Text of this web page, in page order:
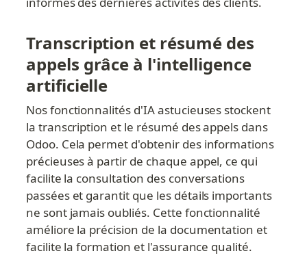
Transcription et résumé des
appels grâce à l'intelligence
artificielle
Nos fonctionnalités d'IA astucieuses stockent
la transcription et le résumé des appels dans
Odoo. Cela permet d'obtenir des informations
précieuses à partir de chaque appel, ce qui
facilite la consultation des conversations
passées et garantit que les détails importants
ne sont jamais oubliés. Cette fonctionnalité
améliore la précision de la documentation et
facilite la formation et l'assurance qualité.